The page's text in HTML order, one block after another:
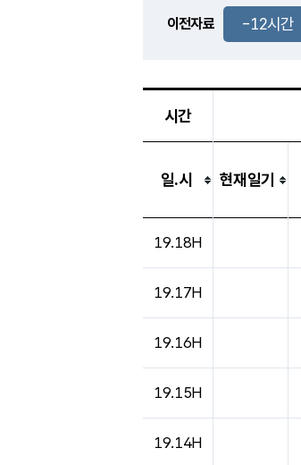
-
이전자료 -12시간
시간
일.시 현재일기
19.18H
19.17H
19.16H
19.15H
19.14H